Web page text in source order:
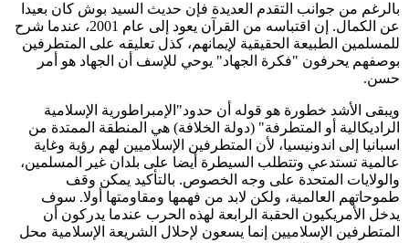
بالرغم من جوانب التقدم العديدة فإن حديث السيد بوش كان بعيدا
عن الكمال. إن اقتباسه من القرآن يعود إلى عام 2001، عندما شرح
للمسلمين الطبيعة الحقيقية لإيمانهم، كذل تعليقه على المتطرفين
بوصفهم يحرفون "فكرة الجهاد" يوحي للإسف أن الجهاد هو أمر
حسن.
ويبقى الأشد خطورة هو قوله أن حدود"الإمبراطورية الإسلامية
الراديكالية أو المتطرفة" (دولة الخلافة) هي المنطقة الممتدة من
اسبانيا إلى اندونيسيا، لأن المتطرفين الإسلاميين لهم رؤية وغاية
عالمية تستدعي وتتطلب السيطرة أيضا على بلدان غير المسلمين،
والولايات المتحدة على وجه الخصوص. بالتأكيد يمكن وقف
طموحاتهم العالمية، ولكن لابد من فهمها ومقاومتها أولا. سوف
يدخل الأمريكيون الحقبة الرابعة لهذه الحرب عندما يدركون أن
المتطرفين الإسلاميين إنما يسعون لإحلال الشريعة الإسلامية محل